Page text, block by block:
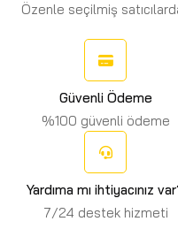
Özenle seçilmiş
Güvenli Ödeme
%100 güvenli ödeme
Yardıma mı ihtiyacınız
7/24 destek hizmeti